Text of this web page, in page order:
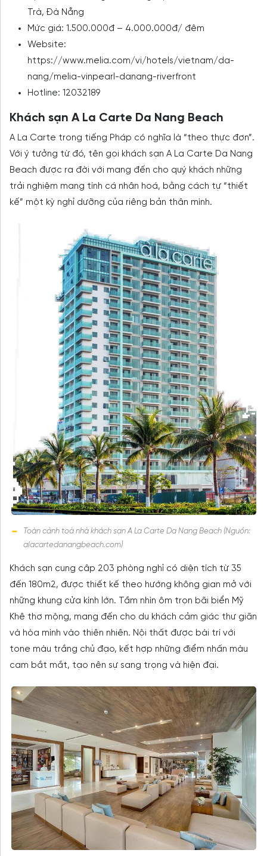
Trà, Đà Nẵng
Mức giá: 1.500.000đ – 4.000.000đ/ đêm
Website:
https://www.melia.com/vi/hotels/vietnam/da-
nang/melia-vinpearl-danang-riverfront
Hotline: 12032189
Khách sạn A La Carte Da Nang Beach
A La Carte trong tiếng Pháp có nghĩa là “theo thực đơn”.
Với ý tưởng từ đó, tên gọi khách sạn A La Carte Da Nang
Beach được ra đời với mang đến cho quý khách những
trải nghiệm mang tính cá nhân hoá, bằng cách tự “thiết
kế” một kỳ nghỉ dưỡng của riêng bản thân mình.
Toàn cảnh toà nhà khách sạn A La Carte Da Nang Beach (Nguồn:
alacartedanangbeach.com)
Khách sạn cung câp 203 phòng nghỉ có diện tích từ 35
đến 180m2, được thiết kế theo hướng không gian mở với
những khung cửa kính lớn. Tầm nhìn ôm trọn bãi biển Mỹ
Khê thơ mộng, mang đến cho du khách cảm giác thư giãn
và hòa mình vào thiên nhiên. Nội thất được bài trí với
tone màu trắng chủ đạo, kết hợp những điểm nhấn màu
cam bắt mắt, tạo nên sự sang trọng và hiện đại.